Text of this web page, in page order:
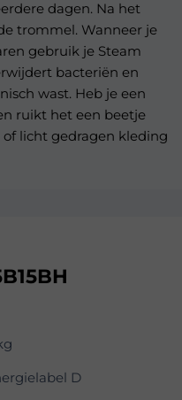
dagen. Na het
trommel. Wanneer je
gebruik je Steam
bacteriën en
wast. Heb je een
ruikt het een beetje
licht gedragen kleding
D